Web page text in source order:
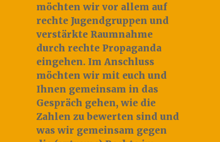
möchten wir vor allem auf
rechte Jugendgruppen und
verstärkte Raumnahme
durch rechte Propaganda
eingehen. Im Anschluss
möchten wir mit euch und
Ihnen gemeinsam in das
Gespräch gehen, wie die
Zahlen zu bewerten sind und
was wir gemeinsam gegen